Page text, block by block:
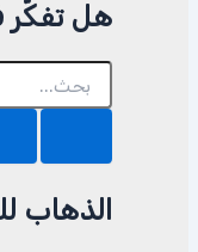
هل تفكّر
البحث
عن:
الذهاب